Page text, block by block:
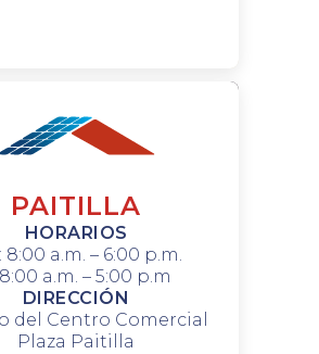
PAITILLA
HORARIOS
8:00 a.m. – 6:00 p.m.
8:00 a.m. – 5:00 p.m
DIRECCIÓN
del Centro Comercial
Plaza Paitilla